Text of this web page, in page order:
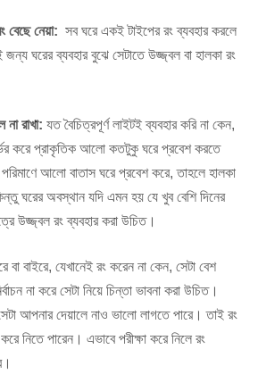
নেয়া: সব ঘরে একই টাইপের রং ব্যবহার করলে
ঘরের ব্যবহার বুঝে সেটাতে উজ্জ্বল বা হালকা রং
রাখা: যত বৈচিত্রপূর্ণ লাইটই ব্যবহার করি না কেন,
করে প্রাকৃতিক আলো কতটুকু ঘরে প্রবেশ করতে
আলো বাতাস ঘরে প্রবেশ করে, তাহলে হালকা
ঘরের অবস্থান যদি এমন হয় যে খুব বেশি দিনের
উজ্জ্বল রং ব্যবহার করা উচিত।
বা বাইরে, যেখানেই রং করেন না কেন, সেটা বেশ
না করে সেটা নিয়ে চিন্তা ভাবনা করা উচিত।
আপনার দেয়ালে নাও ভালো লাগতে পারে। তাই রং
নিতে পারেন। এভাবে পরীক্ষা করে নিলে রং